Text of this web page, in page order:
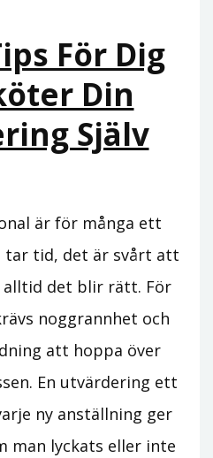
För Dig
Din
Själv
är för många ett
tar tid, det är svårt att
alltid det blir rätt. För
noggrannhet och
att hoppa över
En utvärdering ett
ny anställning ger
man lyckats eller inte